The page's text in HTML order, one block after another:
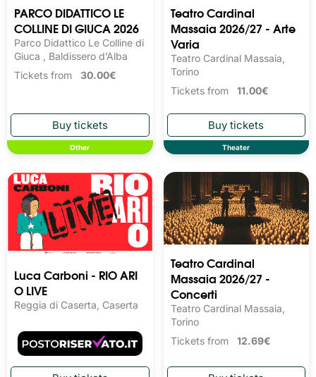
PARCO DIDATTICO LE
COLLINE DI GIUCA 2026
Parco Didattico Le Colline di
Giuca , Baldissero d’Alba
Tickets from 30.00€
Other
Teatro Cardinal
Massaia 2026/27 - Arte
Varia
Teatro Cardinal Massaia,
Torino
Tickets from 11.00€
Theater
Luca Carboni - RIO ARI
O LIVE
Reggia di Caserta, Caserta
Teatro Cardinal
Massaia 2026/27 -
Concerti
Teatro Cardinal Massaia,
Torino
Tickets from 12.69€